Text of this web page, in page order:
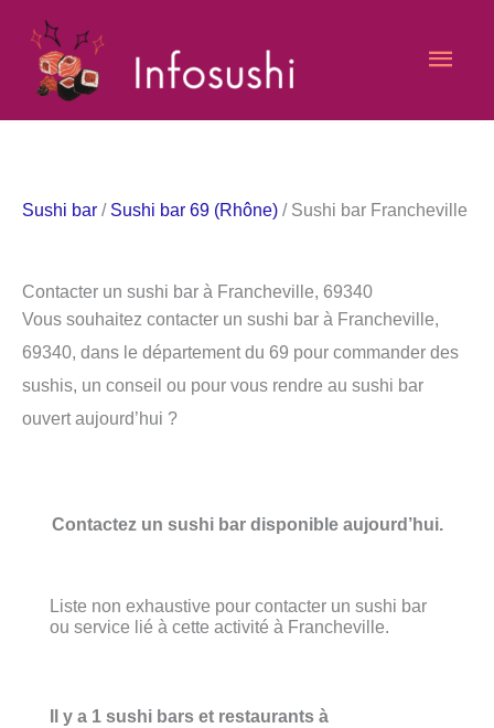
contenu
Sushi bar / Sushi bar 69 (Rhône) / Sushi bar Francheville
Contacter un sushi bar à Francheville, 69340
Vous souhaitez contacter un sushi bar à Francheville,
69340, dans le département du 69 pour commander des
sushis, un conseil ou pour vous rendre au sushi bar
ouvert aujourd’hui ?
Contactez un sushi bar disponible aujourd’hui.
Liste non exhaustive pour contacter un sushi bar
ou service lié à cette activité à Francheville.
Il y a 1 sushi bars et restaurants à